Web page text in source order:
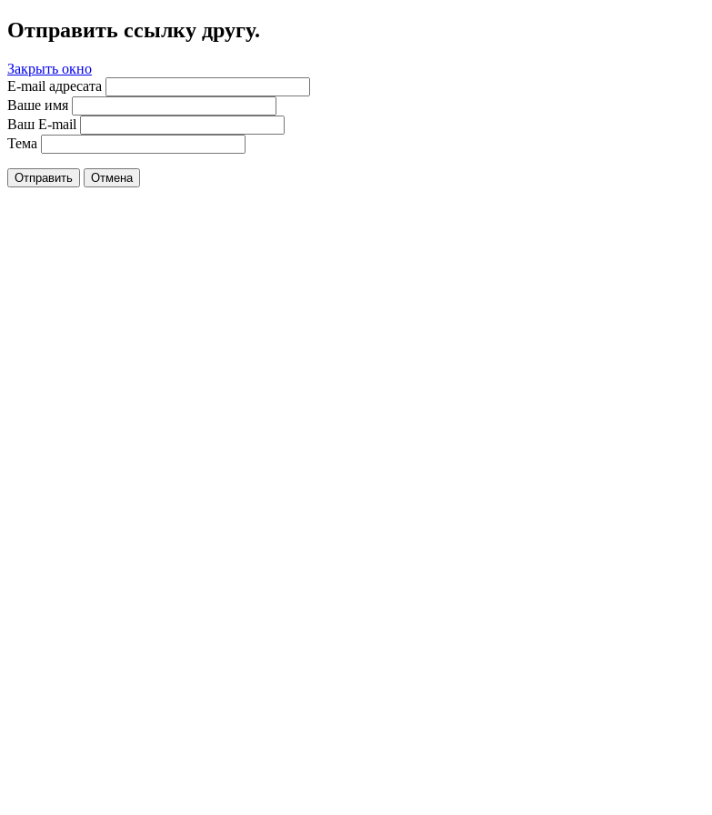
Отправить ссылку другу.
Закрыть окно
E-mail адресата
Ваше имя
Ваш E-mail
Тема
Отправить Отмена